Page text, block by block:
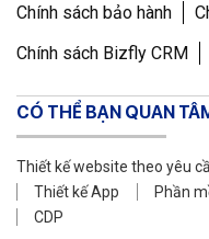
Chính sách bảo hành
Chính sách Bizfly CRM
CÓ THỂ BẠN QUAN
Thiết kế website theo yêu
Thiết kế App
Phần
CDP